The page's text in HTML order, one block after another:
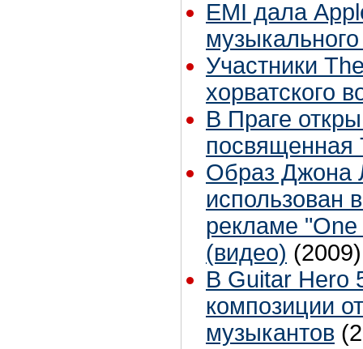
EMI дала
Участники
хорватского
В Праге
посвященная
Образ Джона
использован
рекламе
(видео) (2009)
В Guitar Hero
композиции
музыкантов